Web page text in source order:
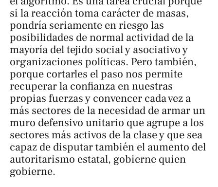
si la reacción toma carácter de masas,
pondría seriamente en riesgo las
posibilidades de normal actividad de la
mayoría del tejido social y asociativo y
organizaciones políticas. Pero también,
porque cortarles el paso nos permite
recuperar la confianza en nuestras
propias fuerzas y convencer cada vez a
más sectores de la necesidad de armar un
muro defensivo unitario que agrupe a los
sectores más activos de la clase y que sea
capaz de disputar también el aumento del
autoritarismo estatal, gobierne quien
gobierne.